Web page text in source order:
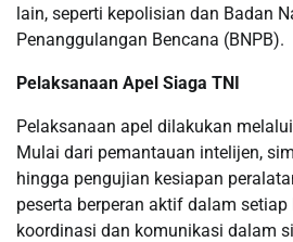
lain, seperti kepolisian dan Badan
Penanggulangan Bencana (BNPB).
Pelaksanaan Apel Siaga TNI
Pelaksanaan apel dilakukan
Mulai dari pemantauan intelijen,
hingga pengujian kesiapan
peserta berperan aktif dalam
koordinasi dan komunikasi dalam